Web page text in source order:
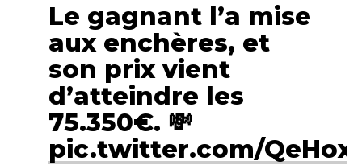
Le gagnant l’a mise
aux enchères, et
son prix vient
d’atteindre les
75.350€. 💸
pic.twitter.com/